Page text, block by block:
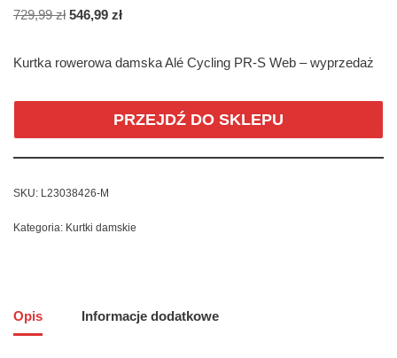
729,99zł 546,99 zł
Kurtka rowerowa damska Alé Cycling PR-S Web – wyprzedaż
PRZEJDŹ DO SKLEPU
SKU: L23038426-M
Kategoria: Kurtki damskie
Opis Informacje dodatkowe